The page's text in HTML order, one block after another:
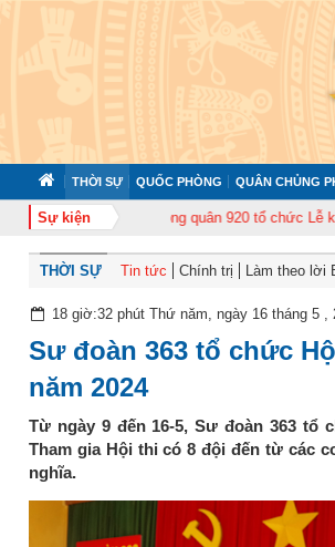
THỜI SỰ QUỐC PHÒNG QUÂN CHỦNG
Sự kiện
Trung đoàn Không quân 920 tổ chức Lễ kỷ niệm
THỜI SỰ Tin tức Chính trị Làm theo lời
18 giờ:32 phút Thứ năm, ngày 16 tháng 5 ,
Sư đoàn 363 tổ chức
năm 2024
Từ ngày 9 đến 16-5, Sư đoàn 363 tổ
Tham gia Hội thi có 8 đội đến từ các
nghĩa.